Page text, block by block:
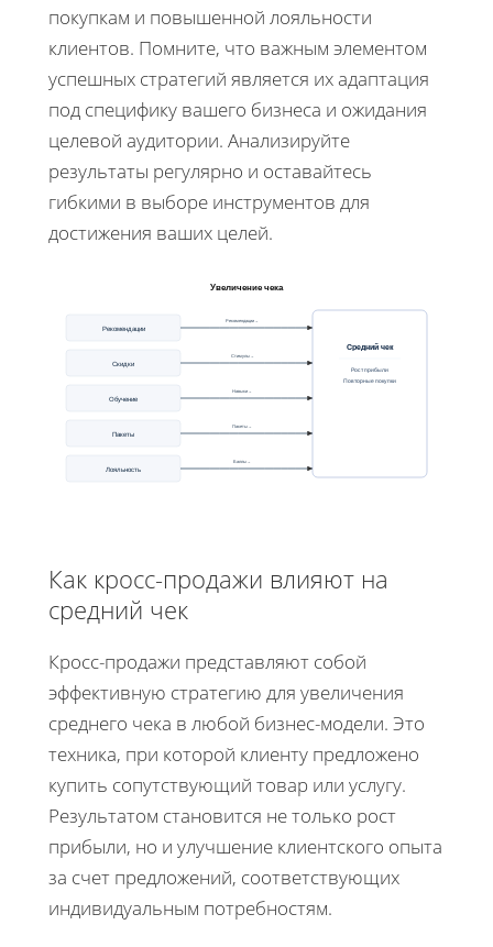
покупкам и повышенной лояльности
клиентов. Помните, что важным элементом
успешных стратегий является их адаптация
под специфику вашего бизнеса и ожидания
целевой аудитории. Анализируйте
результаты регулярно и оставайтесь
гибкими в выборе инструментов для
достижения ваших целей.
Увеличение чека
Рекомендации
Скидки
Обучение
Пакеты
Лояльность
Средний чек
Рост прибыли
Повторные покупки
Рекомендации→
Стимулы→
Навыки→
Пакеты→
Баллы→
Как кросс-продажи влияют на
средний чек
Кросс-продажи представляют собой
эффективную стратегию для увеличения
среднего чека в любой бизнес-модели. Это
техника, при которой клиенту предложено
купить сопутствующий товар или услугу.
Результатом становится не только рост
прибыли, но и улучшение клиентского опыта
за счет предложений, соответствующих
индивидуальным потребностям.